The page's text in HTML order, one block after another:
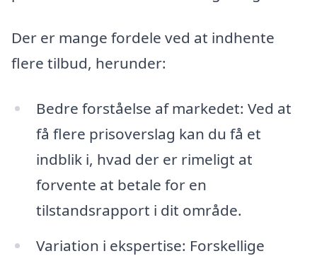
Der er mange fordele ved at indhente
flere tilbud, herunder:
Bedre forståelse af markedet: Ved at
få flere prisoverslag kan du få et
indblik i, hvad der er rimeligt at
forvente at betale for en
tilstandsrapport i dit område.
Variation i ekspertise: Forskellige